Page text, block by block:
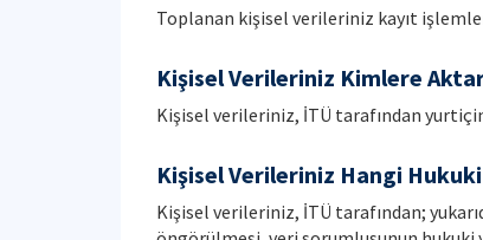
Toplanan kişisel verileriniz kayıt
Kişisel Verileriniz Kimlere
Kişisel verileriniz, İTÜ tarafından
Kişisel Verileriniz Hangi
Kişisel verileriniz, İTÜ tarafından;